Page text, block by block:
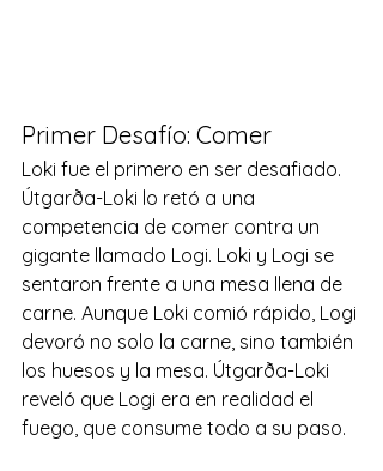
Primer Desafío: Comer
Loki fue el primero en ser desafiado.
Útgarða-Loki lo retó a una
competencia de comer contra un
gigante llamado Logi. Loki y Logi se
sentaron frente a una mesa llena de
carne. Aunque Loki comió rápido, Logi
devoró no solo la carne, sino también
los huesos y la mesa. Útgarða-Loki
reveló que Logi era en realidad el
fuego, que consume todo a su paso.